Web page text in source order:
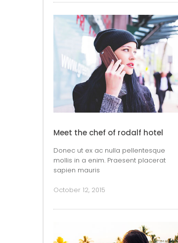
Meet the chef of rodalf hotel
Donec ut ex ac nulla pellentesque
mollis in a enim. Praesent placerat
sapien mauris
October 12, 2015